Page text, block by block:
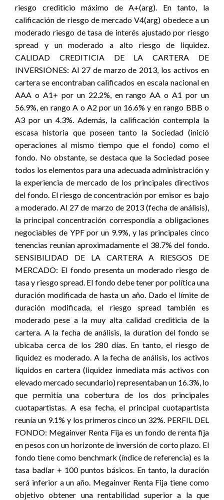
riesgo crediticio máximo de A+(arg). En tanto, la
calificación de riesgo de mercado V4(arg) obedece a un
moderado riesgo de tasa de interés ajustado por riesgo
spread y un moderado a alto riesgo de liquidez.
CALIDAD CREDITICIA DE LA CARTERA DE
INVERSIONES: Al 27 de marzo de 2013, los activos en
cartera se encontraban calificados en escala nacional en
AAA o A1+ por un 22.2%, en rango AA o A1 por un
56.9%, en rango A o A2 por un 16.6% y en rango BBB o
A3 por un 4.3%. Además, la calificación contempla la
escasa historia que poseen tanto la Sociedad (inició
operaciones al mismo tiempo que el fondo) como el
fondo. No obstante, se destaca que la Sociedad posee
todos los elementos para una adecuada administración y
la experiencia de mercado de los principales directivos
del fondo. El riesgo de concentración por emisor es bajo
a moderado. Al 27 de marzo de 2013 (fecha de análisis),
la principal concentración correspondía a obligaciones
negociables de YPF por un 9.9%, y las principales cinco
tenencias reunían aproximadamente el 38.7% del fondo.
SENSIBILIDAD DE LA CARTERA A RIESGOS DE
MERCADO: El fondo presenta un moderado riesgo de
tasa y riesgo spread. El fondo debe tener por política una
duración modificada de hasta un año. Dado el límite de
duración modificada, el riesgo spread también es
moderado pese a la muy alta calidad crediticia de la
cartera. A la fecha de análisis, la duration del fondo se
ubicaba cerca de los 280 días. En tanto, el riesgo de
liquidez es moderado. A la fecha de análisis, los activos
líquidos en cartera (liquidez inmediata más activos con
elevado mercado secundario) representaban un 16.3%, lo
que permitía una cobertura de los dos principales
cuotapartistas. A esa fecha, el principal cuotapartista
reunía un 9.1% y los primeros cinco un 32%. PERFIL DEL
FONDO: Megainver Renta Fija es un fondo de renta fija
en pesos con un horizonte de inversión de corto plazo. El
fondo tiene como benchmark (índice de referencia) es la
tasa badlar + 100 puntos básicos. En tanto, la duración
será inferior a un año. Megainver Renta Fija tiene como
objetivo obtener una rentabilidad superior a la que